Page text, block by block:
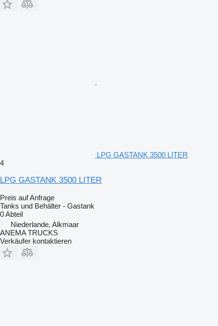
LPG GASTANK 3500 LITER
4
LPG GASTANK 3500 LITER
Preis auf Anfrage
Tanks und Behälter - Gastank
0 Abteil
Niederlande, Alkmaar
ANEMA TRUCKS
Verkäufer kontaktieren